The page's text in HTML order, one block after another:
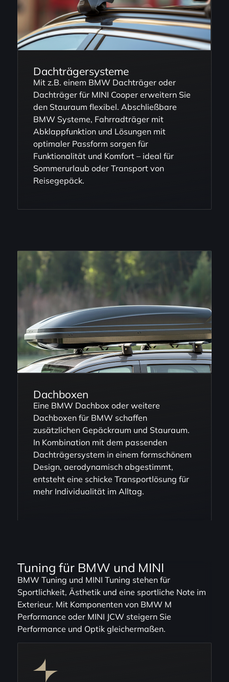
Dachträgersysteme
Mit z.B. einem BMW Dachträger oder
Dachträger für MINI Cooper erweitern Sie
den Stauraum flexibel. Abschließbare
BMW Systeme, Fahrradträger mit
Abklappfunktion und Lösungen mit
optimaler Passform sorgen für
Funktionalität und Komfort – ideal für
Sommerurlaub oder Transport von
Reisegepäck.
Dachboxen
Eine BMW Dachbox oder weitere
Dachboxen für BMW schaffen
zusätzlichen Gepäckraum und Stauraum.
In Kombination mit dem passenden
Dachträgersystem in einem formschönem
Design, aerodynamisch abgestimmt,
entsteht eine schicke Transportlösung für
mehr Individualität im Alltag.
Tuning für BMW und MINI
BMW Tuning und MINI Tuning stehen für
Sportlichkeit, Ästhetik und eine sportliche Note im
Exterieur. Mit Komponenten von BMW M
Performance oder MINI JCW steigern Sie
Performance und Optik gleichermaßen.